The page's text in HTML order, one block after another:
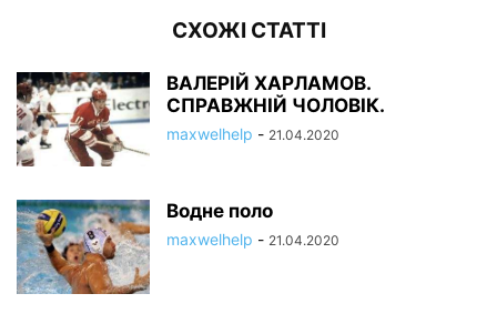
СХОЖІ СТАТТІ
ВАЛЕРІЙ ХАРЛАМОВ.
СПРАВЖНІЙ ЧОЛОВІК.
maxwelhelp - 21.04.2020
Водне поло
maxwelhelp - 21.04.2020